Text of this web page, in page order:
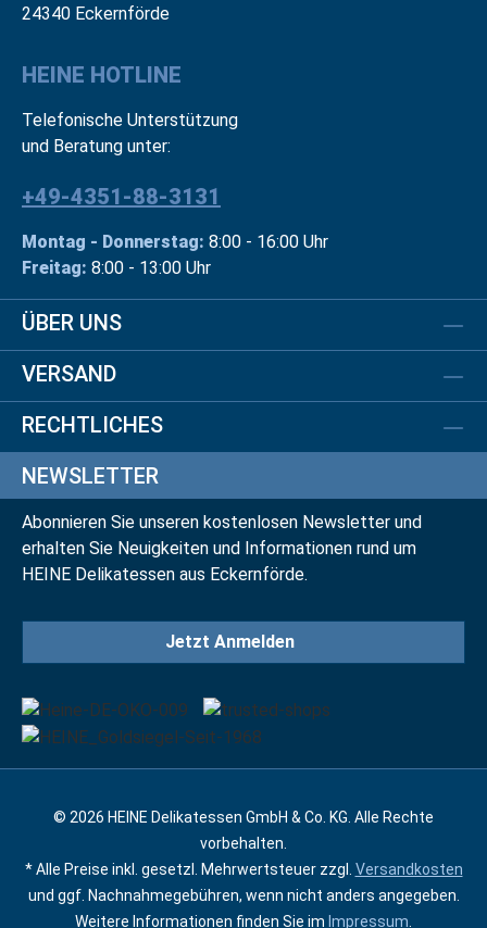
24340 Eckernförde
HEINE HOTLINE
Telefonische Unterstützung
und Beratung unter:
+49-4351-88-3131
Montag - Donnerstag: 8:00 - 16:00 Uhr
Freitag: 8:00 - 13:00 Uhr
ÜBER UNS
VERSAND
RECHTLICHES
NEWSLETTER
Abonnieren Sie unseren kostenlosen Newsletter und
erhalten Sie Neuigkeiten und Informationen rund um
HEINE Delikatessen aus Eckernförde.
Jetzt Anmelden
© 2026 HEINE Delikatessen GmbH & Co. KG. Alle Rechte
vorbehalten.
* Alle Preise inkl. gesetzl. Mehrwertsteuer zzgl. Versandkosten
und ggf. Nachnahmegebühren, wenn nicht anders angegeben.
Weitere Informationen finden Sie im Impressum.